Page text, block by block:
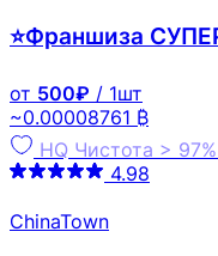
⭐Франшиза
от 500₽ / 1шт
~0.00008761 ₿
HQ Чистота > 97%
4.98
ChinaTown